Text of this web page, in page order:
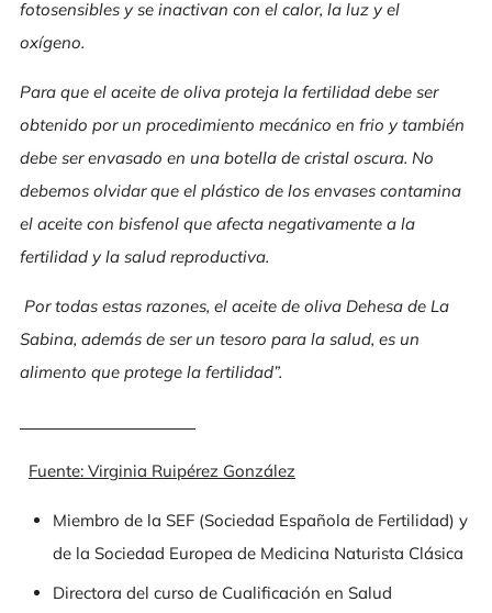
fotosensibles y se inactivan con el calor, la luz y el
oxígeno.
Para que el aceite de oliva proteja la fertilidad debe ser
obtenido por un procedimiento mecánico en frio y también
debe ser envasado en una botella de cristal oscura. No
debemos olvidar que el plástico de los envases contamina
el aceite con bisfenol que afecta negativamente a la
fertilidad y la salud reproductiva.
Por todas estas razones, el aceite de oliva Dehesa de La
Sabina, además de ser un tesoro para la salud, es un
alimento que protege la fertilidad”.
Fuente: Virginia Ruipérez González
Miembro de la SEF (Sociedad Española de Fertilidad) y
de la Sociedad Europea de Medicina Naturista Clásica
Directora del curso de Cualificación en Salud